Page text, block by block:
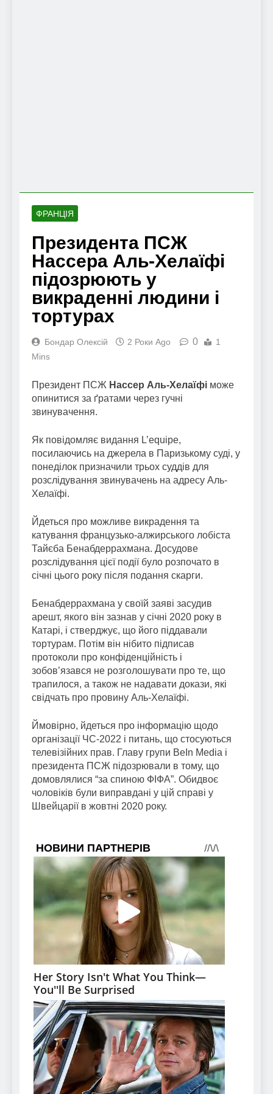
ФРАНЦІЯ
Президента ПСЖ
Нассера Аль-Хелаїфі
підозрюють у
викраденні людини і
тортурах
Бондар Олексій 2 Роки Ago 0
1
Mins
Президент ПСЖ Нассер Аль-Хелаїфі може
опинитися за ґратами через гучні
звинувачення.
Як повідомляє видання L’equipe,
посилаючись на джерела в Паризькому суді, у
понеділок призначили трьох суддів для
розслідування звинувачень на адресу Аль-
Хелаїфі.
Йдеться про можливе викрадення та
катування французько-алжирського лобіста
Тайєба Бенабдеррахмана. Досудове
розслідування цієї події було розпочато в
січні цього року після подання скарги.
Бенабдеррахмана у своїй заяві засудив
арешт, якого він зазнав у січні 2020 року в
Катарі, і стверджує, що його піддавали
тортурам. Потім він нібито підписав
протоколи про конфіденційність і
зобов’язався не розголошувати про те, що
трапилося, а також не надавати докази, які
свідчать про провину Аль-Хелаїфі.
Ймовірно, йдеться про інформацію щодо
організації ЧС-2022 і питань, що стосуються
телевізійних прав. Главу групи BeIn Media і
президента ПСЖ підозрювали в тому, що
домовлялися “за спиною ФІФА”. Обидвоє
чоловіків були виправдані у цій справі у
Швейцарії в жовтні 2020 року.